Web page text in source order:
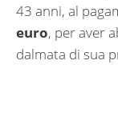
43 anni, al
euro, per aver
dalmata di sua